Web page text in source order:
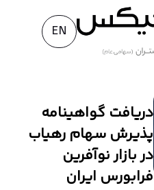
EN
دریافت گواهینامه
پذیرش سهام رهیاب
در بازار نوآفرین
فرابورس ایران